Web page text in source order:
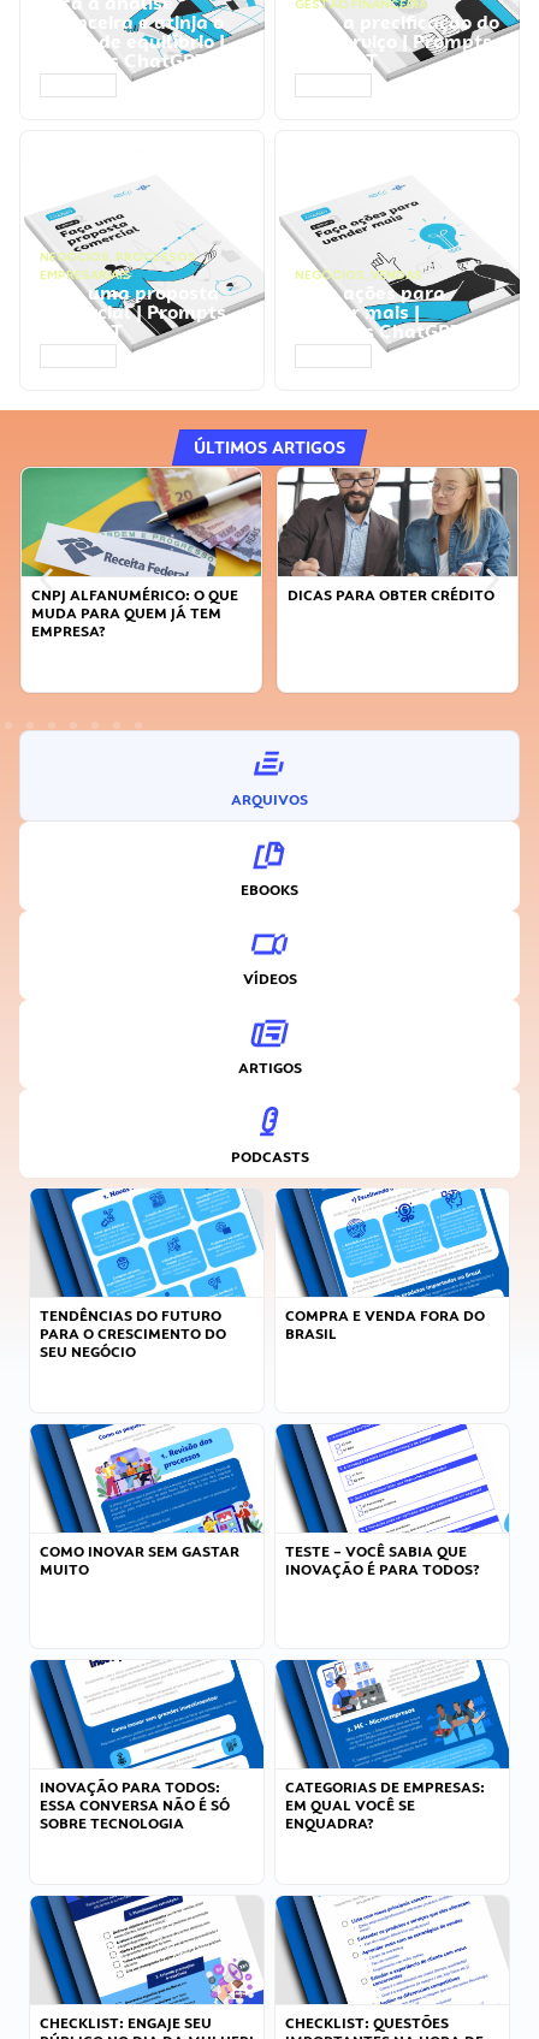
financeira e atinja o
ponto de equilíbrio |
Prompts ChatGPT
GESTÃO FINANCEIRA
Faça a precificação do
seu serviço | Prompts
ChatGPT
NEGÓCIOS, PROCESSOS
EMPRESARIAIS
Faça uma proposta
comercial | Prompts
ChatGPT
NEGÓCIOS, VENDAS
Faça ações para
vender mais |
Prompts ChatGPT
ÚLTIMOS ARTIGOS
CNPJ ALFANUMÉRICO: O QUE
MUDA PARA QUEM JÁ TEM
EMPRESA?
DICAS PARA OBTER CRÉDITO
ARQUIVOS
EBOOKS
VÍDEOS
ARTIGOS
PODCASTS
TENDÊNCIAS DO FUTURO
PARA O CRESCIMENTO DO
SEU NEGÓCIO
COMPRA E VENDA FORA DO
BRASIL
COMO INOVAR SEM GASTAR
MUITO
TESTE – VOCÊ SABIA QUE
INOVAÇÃO É PARA TODOS?
INOVAÇÃO PARA TODOS:
ESSA CONVERSA NÃO É SÓ
SOBRE TECNOLOGIA
CATEGORIAS DE EMPRESAS:
EM QUAL VOCÊ SE
ENQUADRA?
CHECKLIST: ENGAJE SEU
CHECKLIST: QUESTÕES